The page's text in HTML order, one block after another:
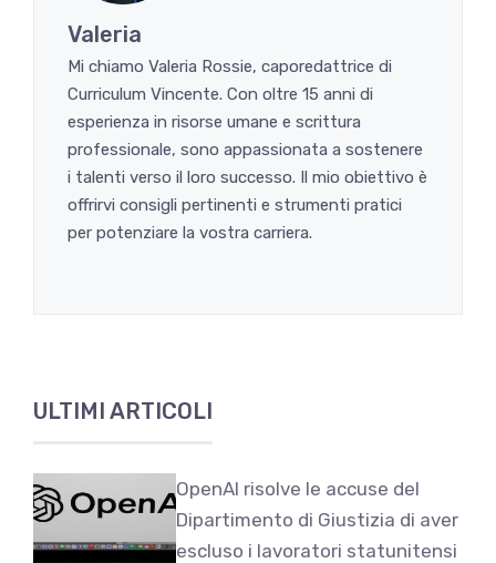
Valeria
Mi chiamo Valeria Rossie, caporedattrice di
Curriculum Vincente. Con oltre 15 anni di
esperienza in risorse umane e scrittura
professionale, sono appassionata a sostenere
i talenti verso il loro successo. Il mio obiettivo è
offrirvi consigli pertinenti e strumenti pratici
per potenziare la vostra carriera.
ULTIMI ARTICOLI
OpenAI risolve le accuse del
Dipartimento di Giustizia di aver
escluso i lavoratori statunitensi